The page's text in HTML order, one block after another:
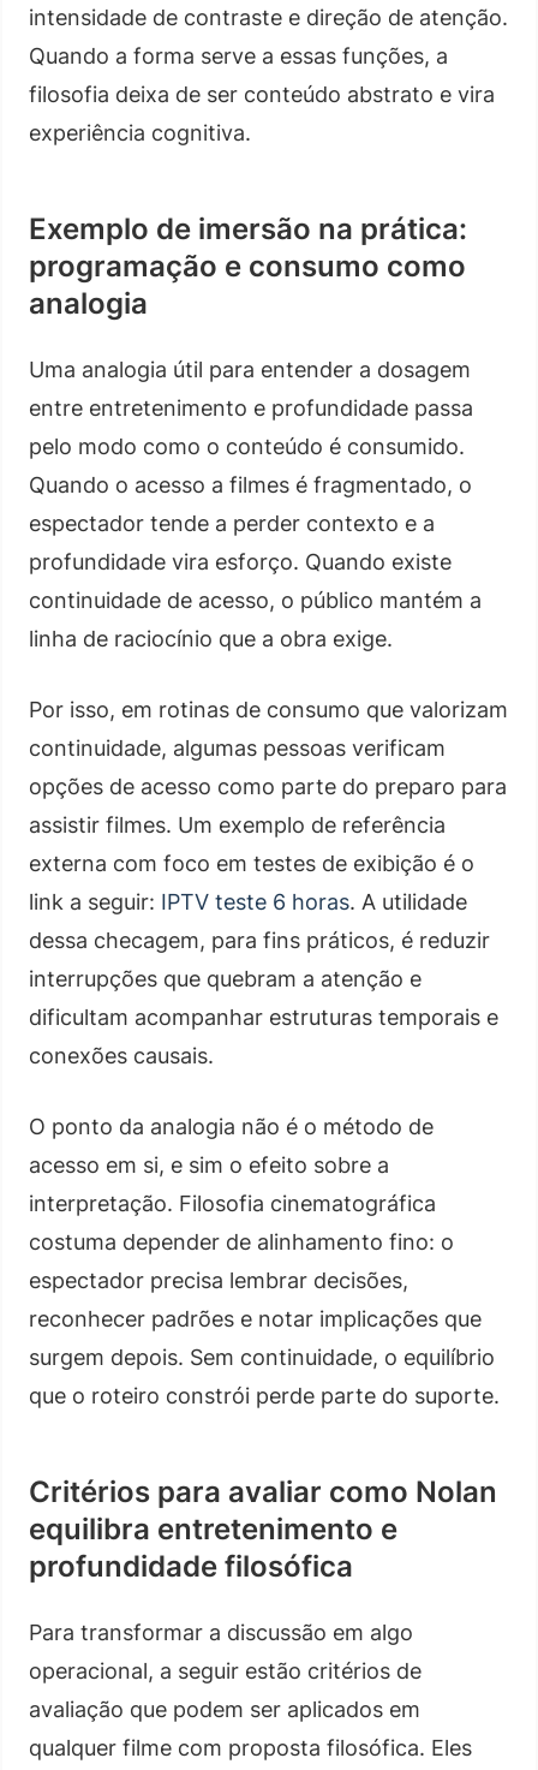
intensidade de contraste e direção de atenção.
Quando a forma serve a essas funções, a
filosofia deixa de ser conteúdo abstrato e vira
experiência cognitiva.
Exemplo de imersão na prática:
programação e consumo como
analogia
Uma analogia útil para entender a dosagem
entre entretenimento e profundidade passa
pelo modo como o conteúdo é consumido.
Quando o acesso a filmes é fragmentado, o
espectador tende a perder contexto e a
profundidade vira esforço. Quando existe
continuidade de acesso, o público mantém a
linha de raciocínio que a obra exige.
Por isso, em rotinas de consumo que valorizam
continuidade, algumas pessoas verificam
opções de acesso como parte do preparo para
assistir filmes. Um exemplo de referência
externa com foco em testes de exibição é o
link a seguir: IPTV teste 6 horas. A utilidade
dessa checagem, para fins práticos, é reduzir
interrupções que quebram a atenção e
dificultam acompanhar estruturas temporais e
conexões causais.
O ponto da analogia não é o método de
acesso em si, e sim o efeito sobre a
interpretação. Filosofia cinematográfica
costuma depender de alinhamento fino: o
espectador precisa lembrar decisões,
reconhecer padrões e notar implicações que
surgem depois. Sem continuidade, o equilíbrio
que o roteiro constrói perde parte do suporte.
Critérios para avaliar como Nolan
equilibra entretenimento e
profundidade filosófica
Para transformar a discussão em algo
operacional, a seguir estão critérios de
avaliação que podem ser aplicados em
qualquer filme com proposta filosófica. Eles